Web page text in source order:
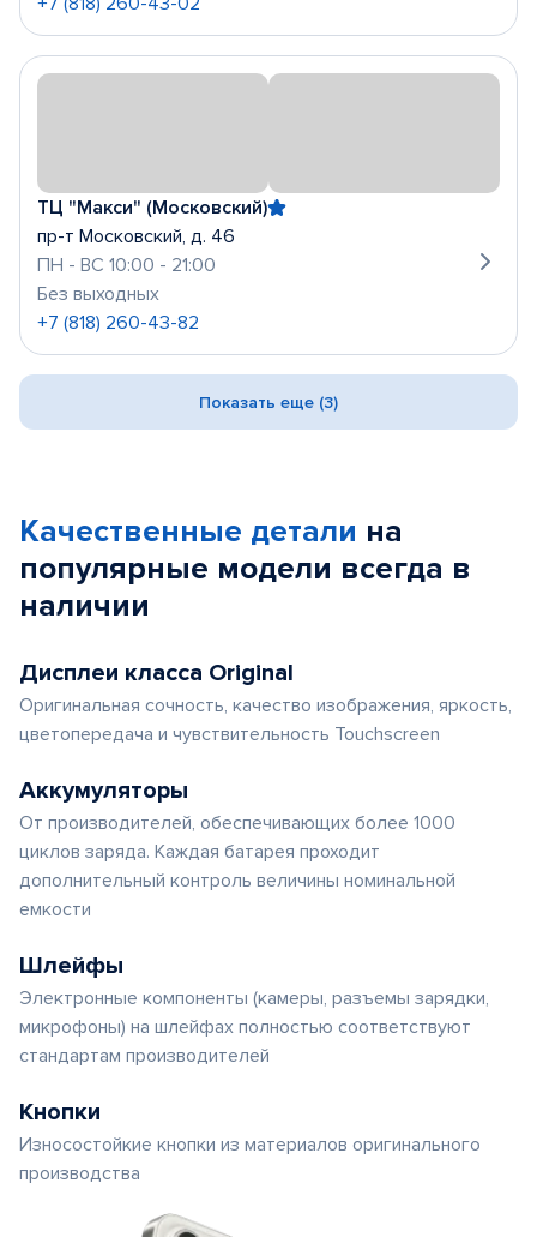
ТЦ "Макси" (Московский)
пр-т Московский, д. 46
ПН - ВС 10:00 - 21:00
Без выходных
+7 (818) 260-43-82
Показать еще (3)
Качественные детали на
популярные модели всегда в
наличии
Дисплеи класса Original
Оригинальная сочность, качество изображения, яркость,
цветопередача и чувствительность Touchscreen
Аккумуляторы
От производителей, обеспечивающих более 1000
циклов заряда. Каждая батарея проходит
дополнительный контроль величины номинальной
емкости
Шлейфы
Электронные компоненты (камеры, разъемы зарядки,
микрофоны) на шлейфах полностью соответствуют
стандартам производителей
Кнопки
Износостойкие кнопки из материалов оригинального
производства